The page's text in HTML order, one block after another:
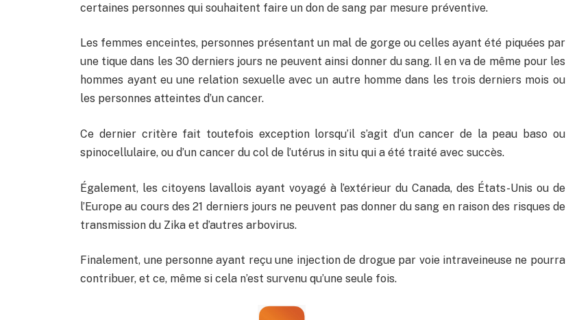
certaines personnes qui souhaitent faire un don de sang par mesure préventive.
Les femmes enceintes, personnes présentant un mal de gorge ou celles ayant été piquées par
une tique dans les 30 derniers jours ne peuvent ainsi donner du sang. Il en va de même pour les
hommes ayant eu une relation sexuelle avec un autre homme dans les trois derniers mois ou
les personnes atteintes d’un cancer.
Ce dernier critère fait toutefois exception lorsqu’il s’agit d’un cancer de la peau baso ou
spinocellulaire, ou d’un cancer du col de l’utérus in situ qui a été traité avec succès.
Également, les citoyens lavallois ayant voyagé à l’extérieur du Canada, des États-Unis ou de
l’Europe au cours des 21 derniers jours ne peuvent pas donner du sang en raison des risques de
transmission du Zika et d’autres arbovirus.
Finalement, une personne ayant reçu une injection de drogue par voie intraveineuse ne pourra
contribuer, et ce, même si cela n’est survenu qu’une seule fois.